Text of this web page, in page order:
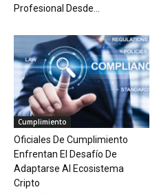
Profesional Desde...
Cumplimiento
Oficiales De Cumplimiento
Enfrentan El Desafío De
Adaptarse Al Ecosistema
Cripto